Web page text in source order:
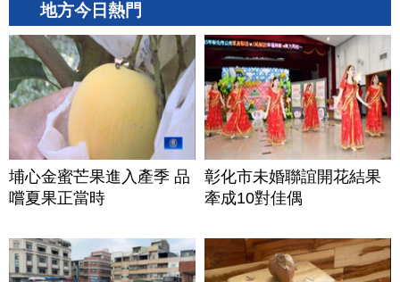
地方今日熱門
埔心金蜜芒果進入產季 品
嚐夏果正當時
彰化市未婚聯誼開花結果
牽成10對佳偶